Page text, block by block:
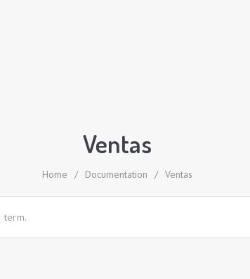
Ventas
Home / Documentation / Ventas